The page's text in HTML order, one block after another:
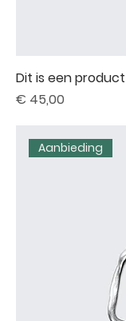
Dit is een product
Prijs
€ 45,00
Aanbieding